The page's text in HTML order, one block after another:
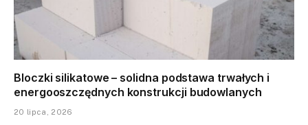
Bloczki silikatowe – solidna podstawa trwałych i
energooszczędnych konstrukcji budowlanych
20 lipca, 2026